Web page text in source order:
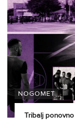
NOGOMET
Tribalj